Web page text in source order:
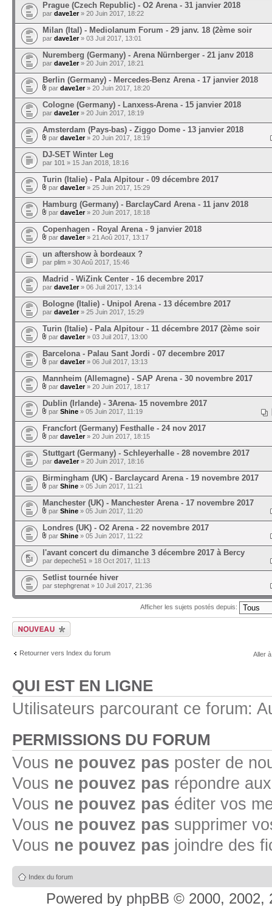
Prague (Czech Republic) - O2 Arena - 31 janvier 2018
par dave1er» 20 Juin 2017, 18:22
Milan (Ital) - Mediolanum Forum - 29 janv. 18 (2ème soir
par dave1er» 03 Juil 2017, 13:01
Nuremberg (Germany) - Arena Nürnberger - 21 janv 2018
par dave1er» 20 Juin 2017, 18:21
Berlin (Germany) - Mercedes-Benz Arena - 17 janvier 2018
par dave1er» 20 Juin 2017, 18:20
Cologne (Germany) - Lanxess-Arena - 15 janvier 2018
par dave1er» 20 Juin 2017, 18:19
Amsterdam (Pays-bas) - Ziggo Dome - 13 janvier 2018
par dave1er» 20 Juin 2017, 18:19
DJ-SET Winter Leg
par 101 » 15 Jan 2018, 18:16
Turin (Italie) - Pala Alpitour - 09 décembre 2017
par dave1er» 25 Juin 2017, 15:29
Hamburg (Germany) - BarclayCard Arena - 11 janv 2018
par dave1er» 20 Juin 2017, 18:18
Copenhagen - Royal Arena - 9 janvier 2018
par dave1er» 21 Aoû 2017, 13:17
un aftershow à bordeaux ?
par plim » 30 Aoû 2017, 15:46
Madrid - WiZink Center - 16 decembre 2017
par dave1er» 06 Juil 2017, 13:14
Bologne (Italie) - Unipol Arena - 13 décembre 2017
par dave1er» 25 Juin 2017, 15:29
Turin (Italie) - Pala Alpitour - 11 décembre 2017 (2ème soir
par dave1er» 03 Juil 2017, 13:00
Barcelona - Palau Sant Jordi - 07 decembre 2017
par dave1er» 06 Juil 2017, 13:13
Mannheim (Allemagne) - SAP Arena - 30 novembre 2017
par dave1er» 20 Juin 2017, 18:17
Dublin (Irlande) - 3Arena- 15 novembre 2017
par Shine » 05 Juin 2017, 11:19
Francfort (Germany) Festhalle - 24 nov 2017
par dave1er» 20 Juin 2017, 18:15
Stuttgart (Germany) - Schleyerhalle - 28 novembre 2017
par dave1er» 20 Juin 2017, 18:16
Birmingham (UK) - Barclaycard Arena - 19 novembre 2017
par Shine » 05 Juin 2017, 11:21
Manchester (UK) - Manchester Arena - 17 novembre 2017
par Shine » 05 Juin 2017, 11:20
Londres (UK) - O2 Arena - 22 novembre 2017
par Shine » 05 Juin 2017, 11:22
l'avant concert du dimanche 3 décembre 2017 à Bercy
par depeche51 » 18 Oct 2017, 11:13
Setlist tournée hiver
par stephgrenat » 10 Juil 2017, 21:36
Afficher les sujets postés depuis:
Ecrire un nouveau
sujet
Retourner vers Index du forum Aller
QUI EST EN LIGNE
Utilisateurs parcourant ce forum:
PERMISSIONS DU FORUM
Vous ne pouvez pas poster de
Vous ne pouvez pas répondre
Vous ne pouvez pas éditer vos
Vous ne pouvez pas supprimer
Vous ne pouvez pas joindre des
Index du forum
Powered by phpBB © 2000, 2002,